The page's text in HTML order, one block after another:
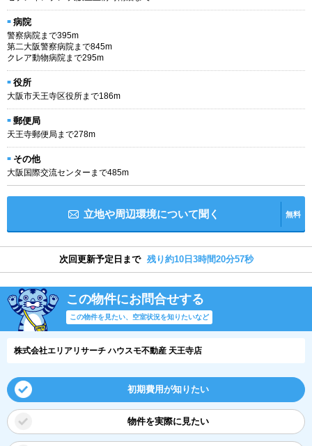
病院
警察病院まで395m
第二大阪警察病院まで845m
クレア動物病院まで295m
役所
大阪市天王寺区役所まで186m
郵便局
天王寺郵便局まで278m
その他
大阪国際交流センターまで485m
立地や周辺環境について聞く 無料
次回更新予定日まで 残り約10日3時間20分56秒
この物件にお問合せする
この物件を見たい、空室状況を知りたいなど
株式会社エリアリサーチ ハウスモ不動産 天王寺店
初期費用が知りたい
物件を実際に見たい